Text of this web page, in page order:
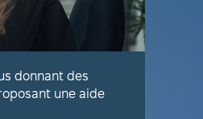
donnant des
une aide